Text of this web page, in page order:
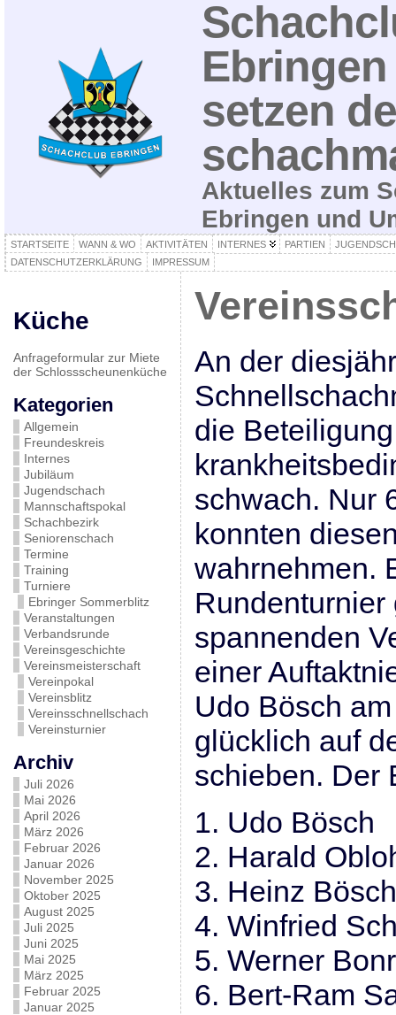
setzen
Aktuelles zum
Ebringen und
STARTSEITE WANN & WO AKTIVITÄTEN INTERNES PARTIEN
DATENSCHUTZERKLÄRUNG
IMPRESSUM
Küche
Anfrageformular zur Miete
der Schlossscheunenküche
Kategorien
Allgemein
Freundeskreis
Internes
Jubiläum
Jugendschach
Mannschaftspokal
Schachbezirk
Seniorenschach
Termine
Training
Turniere
Ebringer Sommerblitz
Veranstaltungen
Verbandsrunde
Vereinsgeschichte
Vereinsmeisterschaft
Vereinpokal
Vereinsblitz
Vereinsschnellschach
Vereinsturnier
Archiv
Juli 2026
Mai 2026
April 2026
März 2026
Februar 2026
Januar 2026
November 2025
Oktober 2025
August 2025
Juli 2025
Juni 2025
Mai 2025
März 2025
Februar 2025
Januar 2025
An der
die
schwach. Nur
konnten
wahrnehmen.
spannenden
einer
Udo Bösch
glücklich auf
schieben. Der
1. Udo Bösch
2. Harald
3. Heinz Bösch
4. Winfried
5. Werner
6. Bert-Ram